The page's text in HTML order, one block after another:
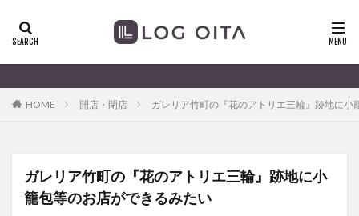
HOME 開店・閉店 ガレリア竹町の『花のアトリエ三輪』跡地に小
ガレリア竹町の『花のアトリエ三輪』跡地に小
籠包等のお店ができるみたい
ディナー
haishin
haisin haisnin hasihin
hasishin
hishin
hqaishin JR kaiten